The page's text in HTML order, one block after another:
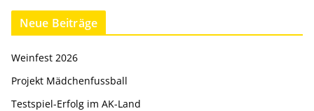
Neue Beiträge
Weinfest 2026
Projekt Mädchenfussball
Testspiel-Erfolg im AK-Land